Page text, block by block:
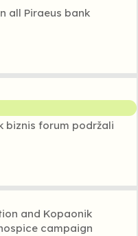
all Piraeus bank
biznis forum podržali
and Kopaonik
campaign